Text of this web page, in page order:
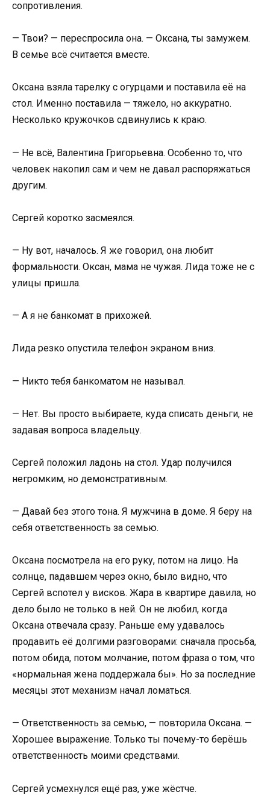
сопротивления.
— Твои? — переспросила она. — Оксана, ты замужем.
В семье всё считается вместе.
Оксана взяла тарелку с огурцами и поставила её на
стол. Именно поставила — тяжело, но аккуратно.
Несколько кружочков сдвинулись к краю.
— Не всё, Валентина Григорьевна. Особенно то, что
человек накопил сам и чем не давал распоряжаться
другим.
Сергей коротко засмеялся.
— Ну вот, началось. Я же говорил, она любит
формальности. Оксан, мама не чужая. Лида тоже не с
улицы пришла.
— А я не банкомат в прихожей.
Лида резко опустила телефон экраном вниз.
— Никто тебя банкоматом не называл.
— Нет. Вы просто выбираете, куда списать деньги, не
задавая вопроса владельцу.
Сергей положил ладонь на стол. Удар получился
негромким, но демонстративным.
— Давай без этого тона. Я мужчина в доме. Я беру на
себя ответственность за семью.
Оксана посмотрела на его руку, потом на лицо. На
солнце, падавшем через окно, было видно, что
Сергей вспотел у висков. Жара в квартире давила, но
дело было не только в ней. Он не любил, когда
Оксана отвечала сразу. Раньше ему удавалось
продавить её долгими разговорами: сначала просьба,
потом обида, потом молчание, потом фраза о том, что
«нормальная жена поддержала бы». Но за последние
месяцы этот механизм начал ломаться.
— Ответственность за семью, — повторила Оксана. —
Хорошее выражение. Только ты почему-то берёшь
ответственность моими средствами.
Сергей усмехнулся ещё раз, уже жёстче.